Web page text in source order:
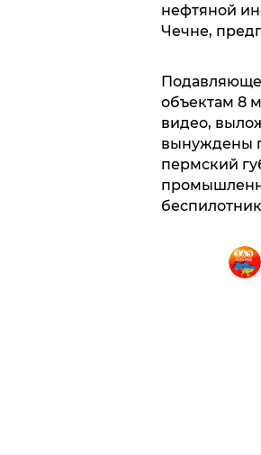
нефтяной
Чечне,
объектам 8
видео,
вынуждены
пермский